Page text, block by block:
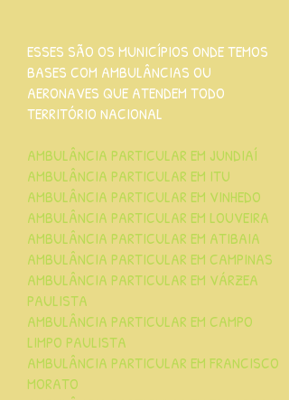
ESSES SÃO OS MUNICÍPIOS ONDE TEMOS
BASES COM AMBULÂNCIAS OU
AERONAVES QUE ATENDEM TODO
TERRITÓRIO NACIONAL
AMBULÂNCIA PARTICULAR EM JUNDIAÍ
AMBULÂNCIA PARTICULAR EM ITU
AMBULÂNCIA PARTICULAR EM VINHEDO
AMBULÂNCIA PARTICULAR EM LOUVEIRA
AMBULÂNCIA PARTICULAR EM ATIBAIA
AMBULÂNCIA PARTICULAR EM CAMPINAS
AMBULÂNCIA PARTICULAR EM VÁRZEA
PAULISTA
AMBULÂNCIA PARTICULAR EM CAMPO
LIMPO PAULISTA
AMBULÂNCIA PARTICULAR EM FRANCISCO
MORATO